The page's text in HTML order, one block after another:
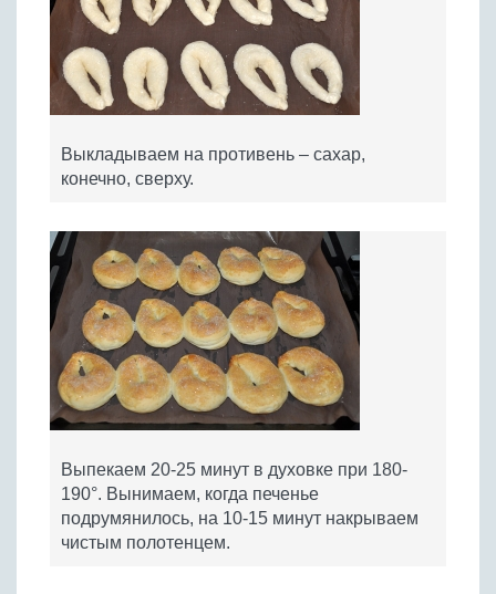
Выкладываем на противень – сахар,
конечно, сверху.
Выпекаем 20-25 минут в духовке при 180-
190°. Вынимаем, когда печенье
подрумянилось, на 10-15 минут накрываем
чистым полотенцем.